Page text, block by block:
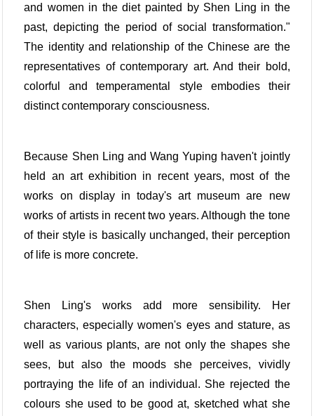
and women in the diet painted by Shen Ling in the
past, depicting the period of social transformation."
The identity and relationship of the Chinese are the
representatives of contemporary art. And their bold,
colorful and temperamental style embodies their
distinct contemporary consciousness.
Because Shen Ling and Wang Yuping haven't jointly
held an art exhibition in recent years, most of the
works on display in today's art museum are new
works of artists in recent two years. Although the tone
of their style is basically unchanged, their perception
of life is more concrete.
Shen Ling's works add more sensibility. Her
characters, especially women's eyes and stature, as
well as various plants, are not only the shapes she
sees, but also the moods she perceives, vividly
portraying the life of an individual. She rejected the
colours she used to be good at, sketched what she